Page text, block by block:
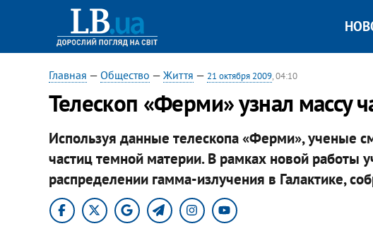
Главная — Общество — Життя — 21 октября 2009, 04:10
Телескоп «Ферми» узнал массу
Используя данные телескопа «Ферми», ученые
частиц темной материи. В рамках новой работы
распределении гамма-излучения в Галактике,